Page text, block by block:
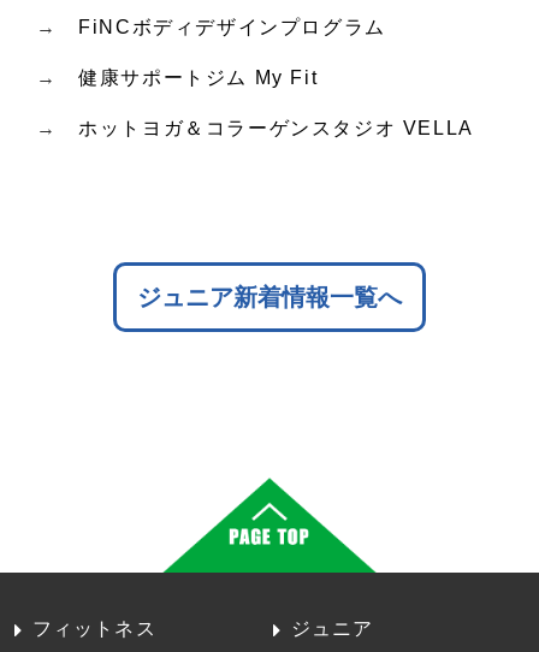
→ FiNCボディデザインプログラム
→健康サポートジム My Fit
→ ホットヨガ＆コラーゲンスタジオ VELLA
ジュニア新着情報一覧へ
フィットネス ジュニア